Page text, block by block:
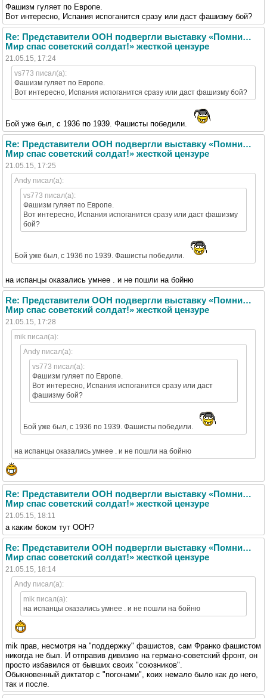
Фашизм гуляет по Европе.
Вот интересно, Испания испоганится сразу или даст фашизму бой?
Re: Представители ООН подвергли выставку «Помни…
Мир спас советский солдат!» жесткой цензуре
21.05.15, 17:24
vs773 писал(а):
Фашизм гуляет по Европе.
Вот интересно, Испания испоганится сразу или даст фашизму бой?
Бой уже был, с 1936 по 1939. Фашисты победили.
Re: Представители ООН подвергли выставку «Помни…
Мир спас советский солдат!» жесткой цензуре
21.05.15, 17:25
Andy писал(а):
vs773 писал(а):
Фашизм гуляет по Европе.
Вот интересно, Испания испоганится сразу или даст фашизму
бой?
Бой уже был, с 1936 по 1939. Фашисты победили.
на испанцы оказались умнее . и не пошли на бойню
Re: Представители ООН подвергли выставку «Помни…
Мир спас советский солдат!» жесткой цензуре
21.05.15, 17:28
mik писал(а):
Andy писал(а):
vs773 писал(а):
Фашизм гуляет по Европе.
Вот интересно, Испания испоганится сразу или даст
фашизму бой?
Бой уже был, с 1936 по 1939. Фашисты победили.
на испанцы оказались умнее . и не пошли на бойню
Re: Представители ООН подвергли выставку «Помни…
Мир спас советский солдат!» жесткой цензуре
21.05.15, 18:11
а каким боком тут ООН?
Re: Представители ООН подвергли выставку «Помни…
Мир спас советский солдат!» жесткой цензуре
21.05.15, 18:14
Andy писал(а):
mik писал(а):
на испанцы оказались умнее . и не пошли на бойню
mik прав, несмотря на "поддержку" фашистов, сам Франко фашистом
никогда не был. И отправив дивизию на германо-советский фронт, он
просто избавился от бывших своих "союзников".
Обыкновенный диктатор с "погонами", коих немало было как до него,
так и после.